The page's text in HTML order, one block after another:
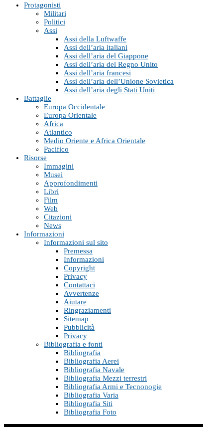
Protagonisti
Militari
Politici
Assi
Assi della Luftwaffe
Assi dell’aria italiani
Assi dell’aria del Giappone
Assi dell’aria del Regno Unito
Assi dell’aria francesi
Assi dell’aria dell’Unione Sovietica
Assi dell’aria degli Stati Uniti
Battaglie
Europa Occidentale
Europa Orientale
Africa
Atlantico
Medio Oriente e Africa Orientale
Pacifico
Risorse
Immagini
Musei
Approfondimenti
Libri
Film
Web
Citazioni
News
Informazioni
Informazioni sul sito
Premessa
Informazioni
Copyright
Privacy
Contattaci
Avvertenze
Aiutare
Ringraziamenti
Sitemap
Pubblicità
Privacy
Bibliografia e fonti
Bibliografia
Bibliografia Aerei
Bibliografia Navale
Bibliografia Mezzi terrestri
Bibliografia Armi e Tecnonogie
Bibliografia Varia
Bibliografia Siti
Bibliografia Foto